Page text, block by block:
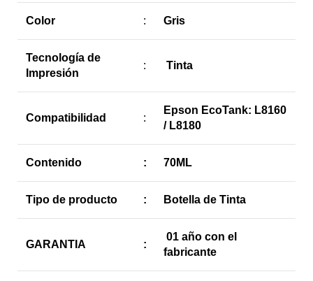
Color : Gris
Tecnología de
Impresión
: Tinta
Compatibilidad :
Epson EcoTank: L8160
/ L8180
Contenido : 70ML
Tipo de producto : Botella de Tinta
GARANTIA :
01 año con el
fabricante